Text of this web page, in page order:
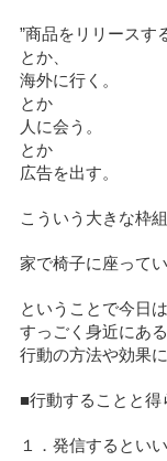
”商品をリリースす
とか、
海外に行く。
とか
人に会う。
とか
広告を出す。
こういう大きな枠
家で椅子に座って
ということで今日は
すっごく身近にあ
行動の方法や効果
■行動することと得
１．発信するとい